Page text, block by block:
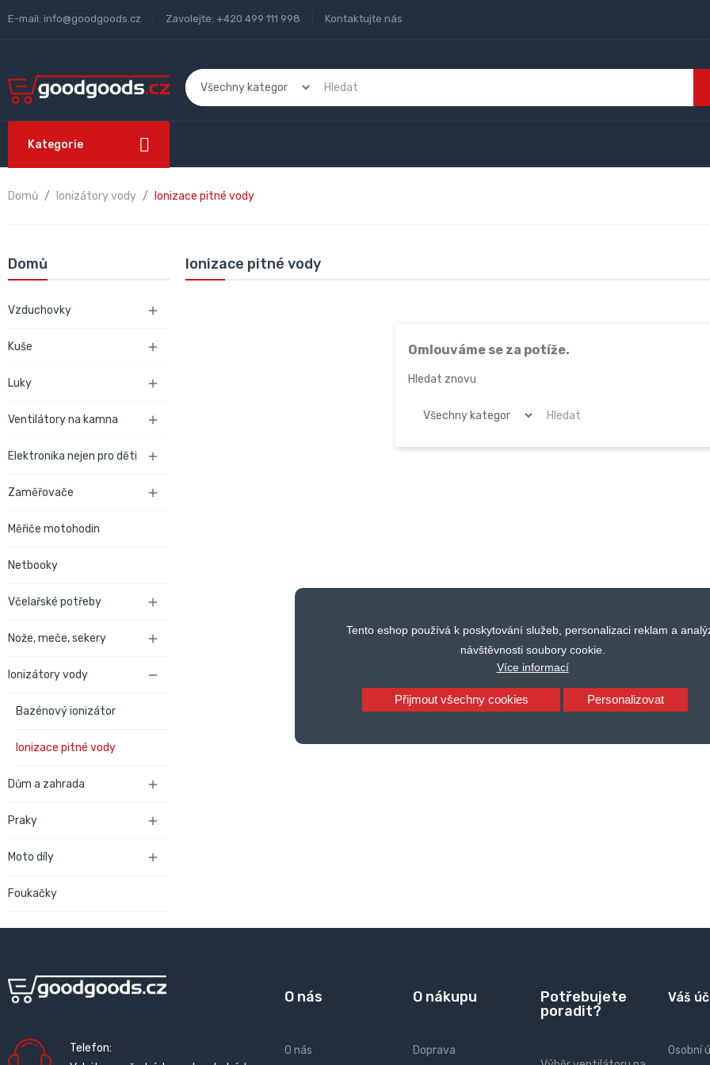
Tento eshop používá k poskytování služeb, personalizaci reklam a
návštěvnosti soubory cookie.
Více informací
Přijmout všechny cookies Personalizovat
E-mail: info@goodgoods.cz Zavolejte: +420 499 111 998 Kontaktujte nás
Kategorie
Domů Ionizátory vody Ionizace pitné vody
Domů
Vzduchovky 
Kuše 
Luky 
Ventilátory na kamna 
Elektronika nejen pro děti 
Zaměřovače 
Měřiče motohodin
Netbooky
Včelařské potřeby 
Nože, meče, sekery 
Ionizátory vody 
Bazénový ionizátor
Ionizace pitné vody
Dům a zahrada 
Praky 
Moto díly 
Foukačky
Ionizace pitné vody
Omlouváme se za potíže.
Hledat znovu
Telefon:
O nás
O nás
O nákupu
Doprava
Potřebujete
poradit?
Váš
Osobní